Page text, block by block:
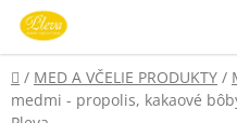
Prejsť
obsah
Domov
/ MED A VČELIE PRODUKTY /
medmi - propolis, kakaové